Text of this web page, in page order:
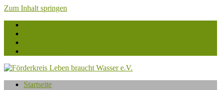
Zum Inhalt springen
Förderkreis
Startseite